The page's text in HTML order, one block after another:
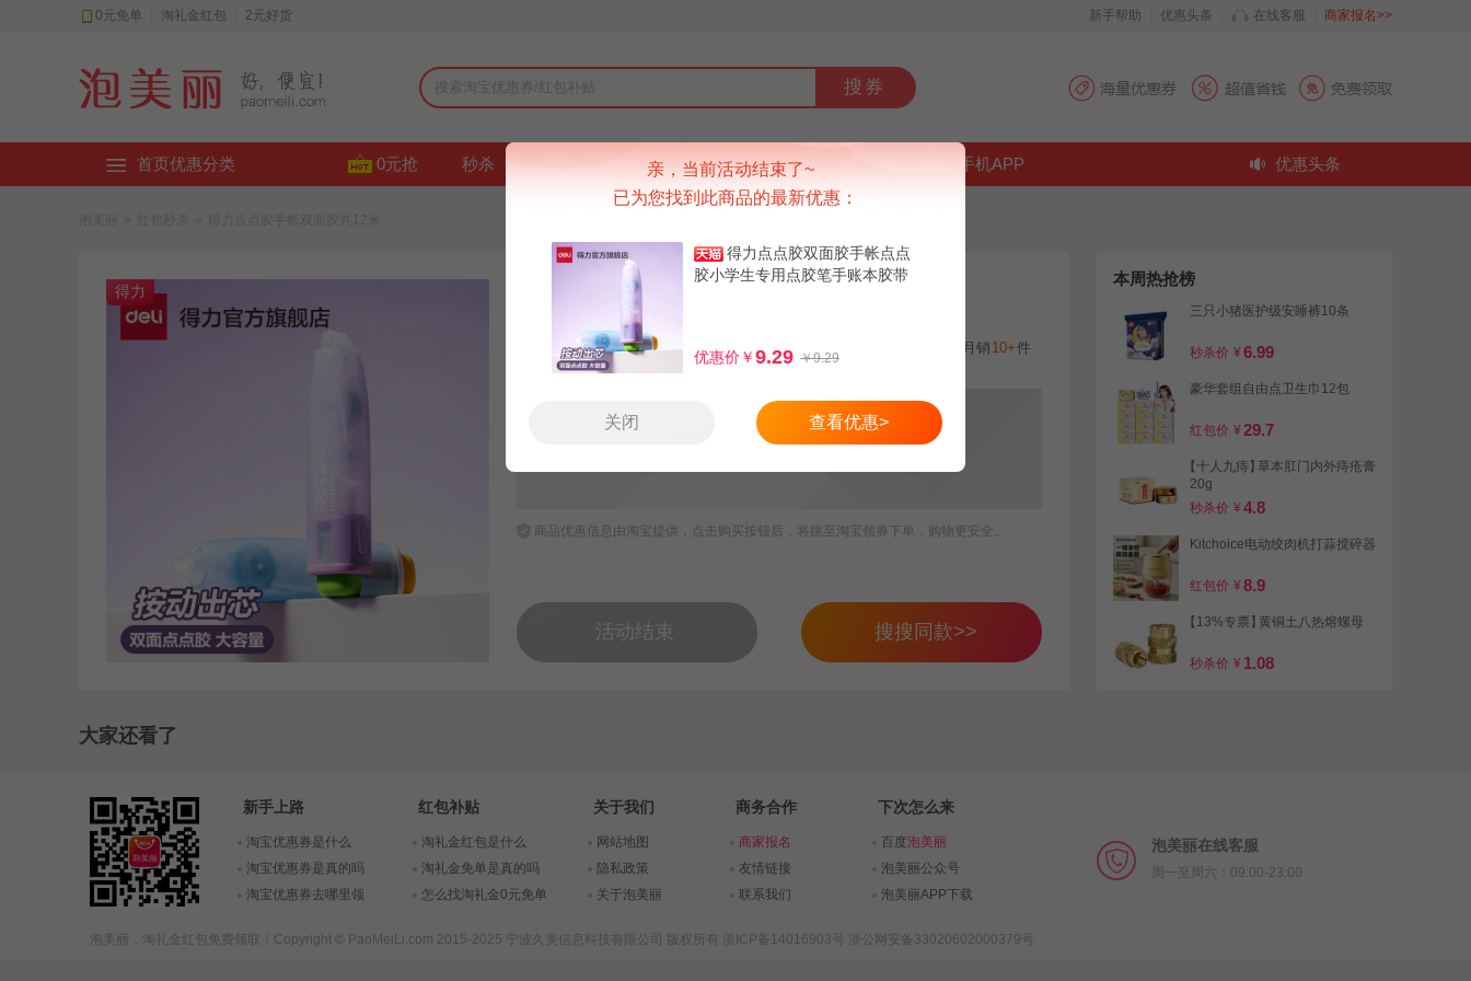
0元免单 淘礼金红包 2元好货 新手帮助 优惠头条 在线客服 商家报名>>
搜券
首页优惠分类 0元抢 秒杀 好货 品牌 上新 排行榜 手机APP 优惠头条
得力 得力点点胶手帐双面胶共12米
领券减5元 月销 10+件
商品优惠信息由淘宝提供，点击购买按钮后，将跳至淘宝领券下单，购物更安全。
活动结束 搜搜同款>>
本周热抢榜
三只小猪医护级安睡裤10条
秒杀价 ¥6.99
豪华套组自由点卫生巾12包
红包价 ¥29.7
【十人九痔】草本肛门内外痔疮膏
20g
秒杀价 ¥4.8
Kitchoice电动绞肉机打蒜搅碎器
红包价 ¥8.9
【13%专票】黄铜土八热熔螺母
秒杀价 ¥ 1.08
大家还看了
亲，当前活动结束了~
已为您找到此商品的最新优惠：
得力点点胶双面胶手帐点点
胶小学生专用点胶笔手账本胶带
优惠价￥9.29 ￥9.29
关闭 查看优惠>
新手上路
淘宝优惠券是什么
淘宝优惠券是真的吗
淘宝优惠券去哪里领
红包补贴
淘礼金红包是什么
淘礼金免单是真的吗
怎么找淘礼金0元免单
关于我们
网站地图
隐私政策
关于泡美丽
商务合作
商家报名
友情链接
联系我们
下次怎么来
百度泡美丽
泡美丽公众号
泡美丽APP下载
泡美丽在线客服
周一至周六：09:00-23:00
泡美丽， 淘礼金红包 免费领取！Copyright © PaoMeiLi.com 2015-2025 宁波久美信息科技有限公司 版权所有 浙ICP备14016903号 浙公网安备33020602000379号